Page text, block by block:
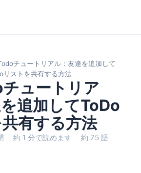
チュートリアル：友達を追加して
リストを共有する方法
ュートリア
追加してToDo
有する方法
約 1 分で読めます 約 75 語